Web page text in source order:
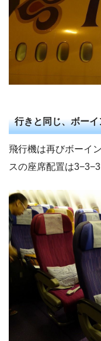
行きと同じ、ボー
飛行機は再びボーイ
スの座席配置は3−3−3